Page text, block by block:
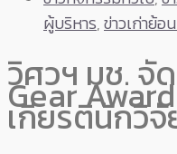
ผู้บริหาร,ข่าวเก่าย้
วิศวฯ มช. จั
Gear
เกียรตินักวิ